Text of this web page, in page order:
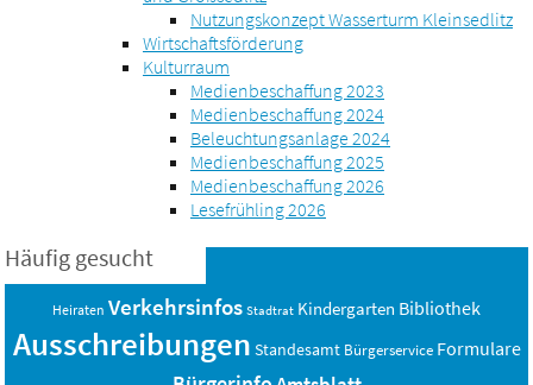
Nutzungskonzept Wasserturm Kleinsedlitz
Wirtschaftsförderung
Kulturraum
Medienbeschaffung 2023
Medienbeschaffung 2024
Beleuchtungsanlage 2024
Medienbeschaffung 2025
Medienbeschaffung 2026
Lesefrühling 2026
Häufig gesucht
Heiraten Verkehrsinfos Stadtrat Kindergarten Bibliothek
Ausschreibungen Standesamt Bürgerservice Formulare